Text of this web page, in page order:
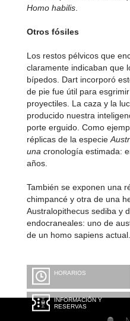
Homo habilis.
Otros fósiles
Los restos pélvicos que
claramente indicaban que
bípedos. Dart incorporó
de pie fue útil para
proyectiles. La caza y la
producido nuestra
porte erguido. Como
réplicas de la especie
una cronología estimada:
años.
También se exponen una
chimpancé y otra de una
Australopithecus sediba y
endocraneales: uno de
de un homo sapiens actual.
HORARIOS
INFORMACIÓN Y
RESERVAS